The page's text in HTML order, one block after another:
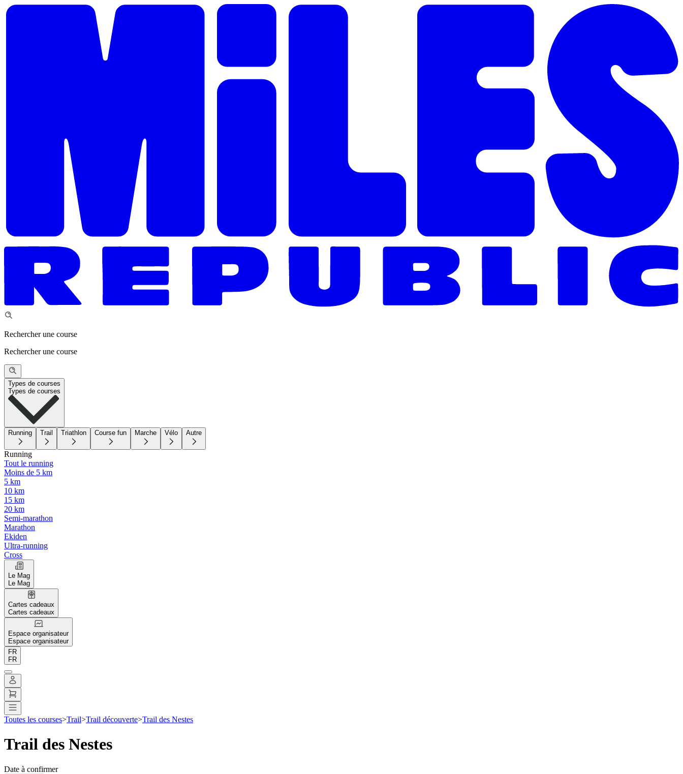
Rechercher une course
Rechercher une course
Types de courses
Types de courses
Running Trail Triathlon Course fun Marche Vélo Autre
Running
Tout le running
Moins de 5 km
5 km
10 km
15 km
20 km
Semi-marathon
Marathon
Ekiden
Ultra-running
Cross
Le Mag
Le Mag
Cartes cadeaux
Cartes cadeaux
Espace organisateur
Espace organisateur
FR
FR
Toutes les courses>Trail>Trail découverte>Trail des Nestes
Trail des Nestes
Date à confirmer